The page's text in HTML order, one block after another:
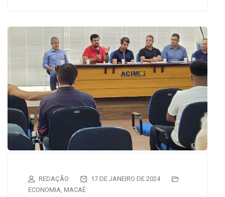
REDAÇÃO
17 DE JANEIRO DE 2024
ECONOMIA MACAÉ